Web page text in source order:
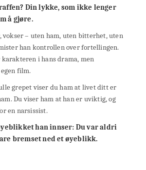
Din lykke, som ikke lenger
å gjøre.
vokser – uten ham, uten bitterhet, uten
han kontrollen over fortellingen.
i hans drama, men
film.
grepet viser du ham at livet ditt er
Du viser ham at han er uviktig, og
en narsissist.
han innser: Du var aldri
bremset ned et øyeblikk.